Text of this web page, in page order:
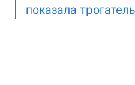
показала